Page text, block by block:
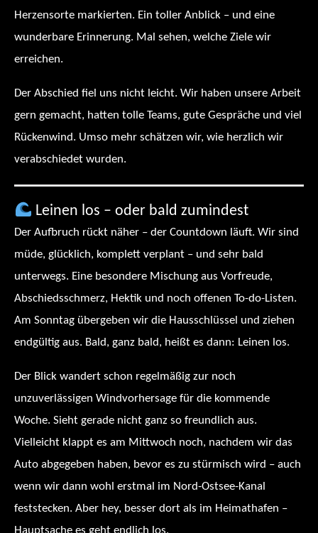
Herzensorte markierten. Ein toller Anblick – und eine
wunderbare Erinnerung. Mal sehen, welche Ziele wir
erreichen.
Der Abschied fiel uns nicht leicht. Wir haben unsere Arbeit
gern gemacht, hatten tolle Teams, gute Gespräche und viel
Rückenwind. Umso mehr schätzen wir, wie herzlich wir
verabschiedet wurden.
Leinen los – oder bald zumindest
Der Aufbruch rückt näher – der Countdown läuft. Wir sind
müde, glücklich, komplett verplant – und sehr bald
unterwegs. Eine besondere Mischung aus Vorfreude,
Abschiedsschmerz, Hektik und noch offenen To-do-Listen.
Am Sonntag übergeben wir die Hausschlüssel und ziehen
endgültig aus. Bald, ganz bald, heißt es dann: Leinen los.
Der Blick wandert schon regelmäßig zur noch
unzuverlässigen Windvorhersage für die kommende
Woche. Sieht gerade nicht ganz so freundlich aus.
Vielleicht klappt es am Mittwoch noch, nachdem wir das
Auto abgegeben haben, bevor es zu stürmisch wird – auch
wenn wir dann wohl erstmal im Nord-Ostsee-Kanal
feststecken. Aber hey, besser dort als im Heimathafen –
Hauptsache es geht endlich los.